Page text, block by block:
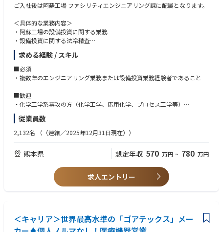
ご入社後は阿蘇工場 ファシリティエンジニアリング課に配属となります。
＜具体的な業務内容＞
・阿蘇工場の設備投資に関する業務
・設備投資に関する法冷精査
・ユーティリティ、その他設備の維持管理業務
求める経験 / スキル
■必須
・複数年のエンジニアリング業務または設備投資業務経験者であること
■歓迎
・化学工学系専攻の方（化学工学、応用化学、プロセス工学等）
・化学工学に関する基礎知識を有する方
従業員数
2,132名 （（連結／2025年12月31日現在））
熊本県 想定年収 570 万円 ~ 780 万円
求人エントリー
＜キャリア＞世界最高水準の「ゴアテックス」メー